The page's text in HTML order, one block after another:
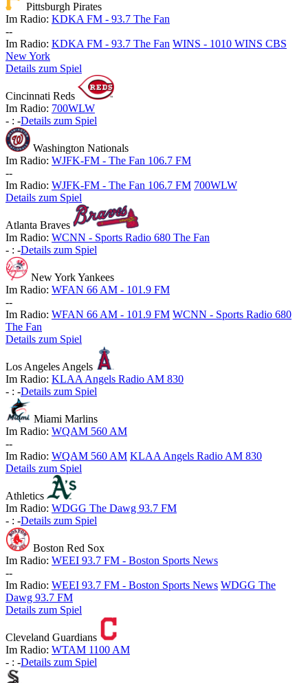
Pittsburgh Pirates
Im Radio: KDKA FM - 93.7 The Fan
--
Im Radio: KDKA FM - 93.7 The Fan WINS - 1010 WINS CBS
New York
Details zum Spiel
Cincinnati Reds
Im Radio: 700WLW
- : -Details zum Spiel
Washington Nationals
Im Radio: WJFK-FM - The Fan 106.7 FM
--
Im Radio: WJFK-FM - The Fan 106.7 FM 700WLW
Details zum Spiel
Atlanta Braves
Im Radio: WCNN - Sports Radio 680 The Fan
- : -Details zum Spiel
New York Yankees
Im Radio: WFAN 66 AM - 101.9 FM
--
Im Radio: WFAN 66 AM - 101.9 FM WCNN - Sports Radio 680
The Fan
Details zum Spiel
Los Angeles Angels
Im Radio: KLAA Angels Radio AM 830
- : -Details zum Spiel
Miami Marlins
Im Radio: WQAM 560 AM
--
Im Radio: WQAM 560 AM KLAA Angels Radio AM 830
Details zum Spiel
Athletics
Im Radio: WDGG The Dawg 93.7 FM
- : -Details zum Spiel
Boston Red Sox
Im Radio: WEEI 93.7 FM - Boston Sports News
--
Im Radio: WEEI 93.7 FM - Boston Sports News WDGG The
Dawg 93.7 FM
Details zum Spiel
Cleveland Guardians
Im Radio: WTAM 1100 AM
- : -Details zum Spiel